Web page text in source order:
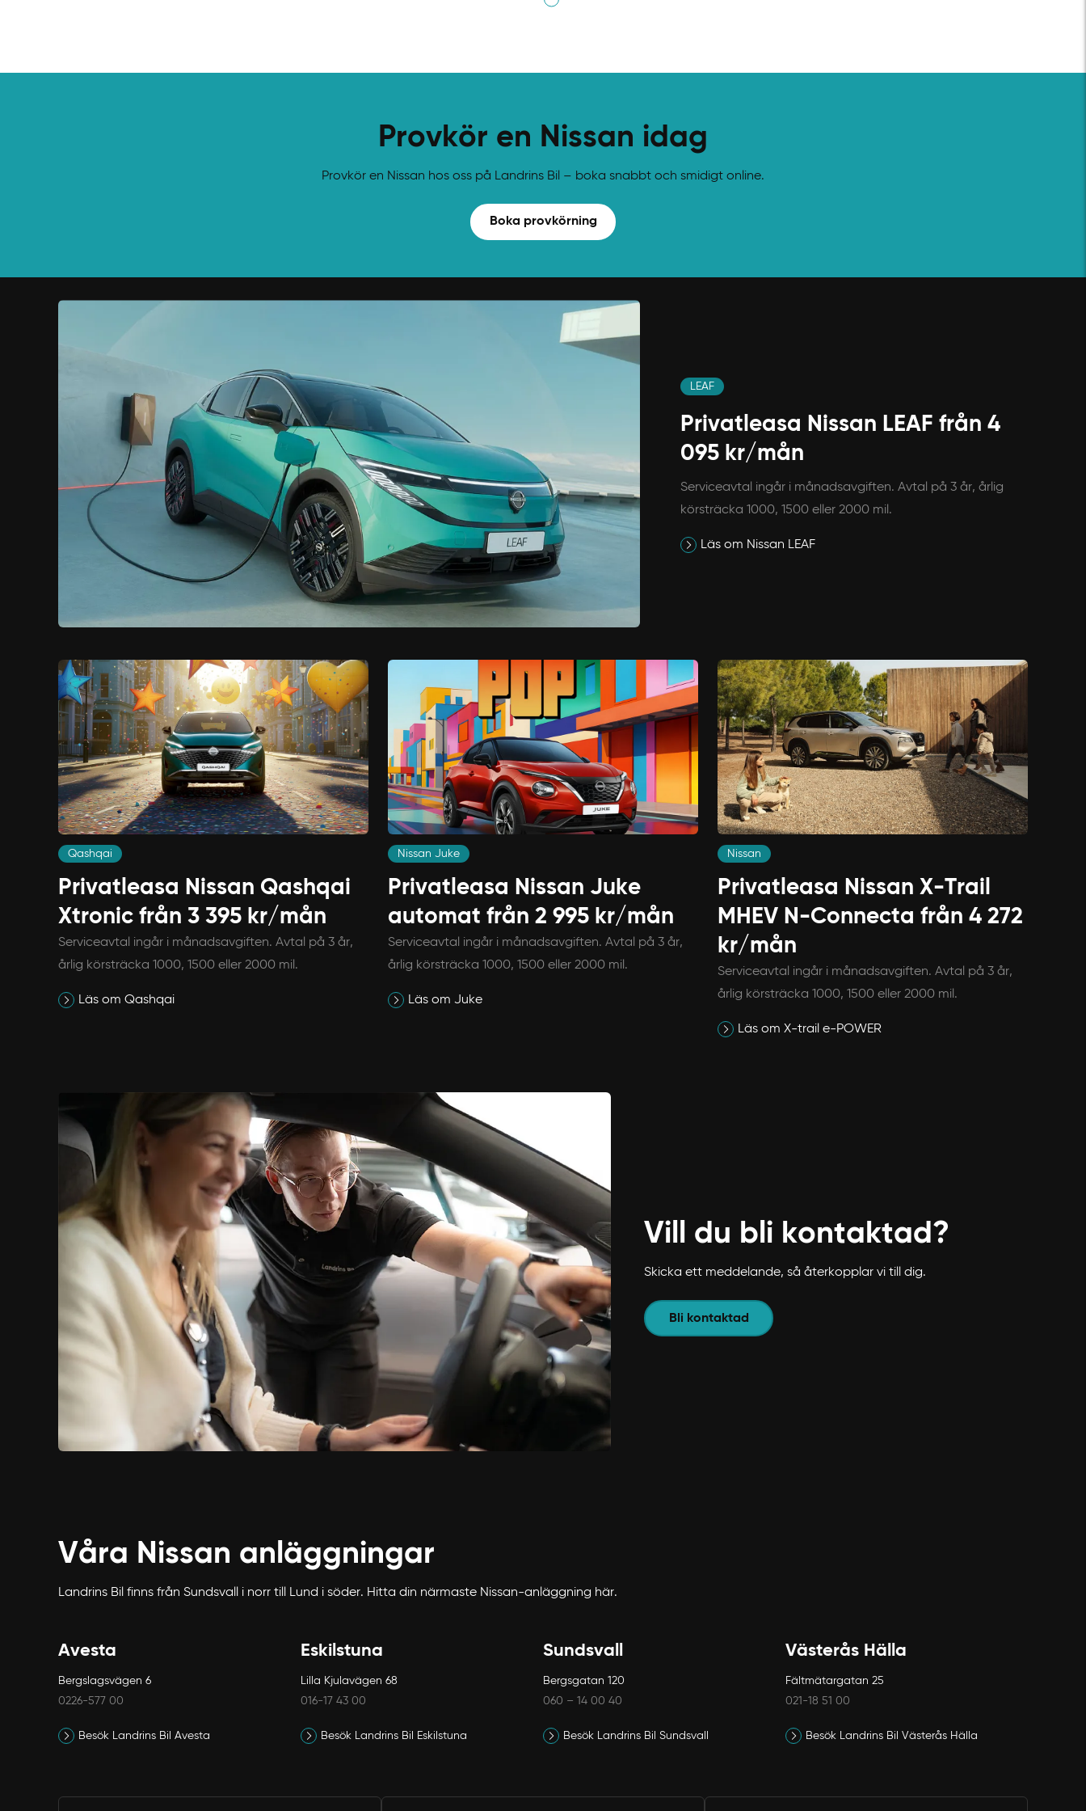
Avbryt
Provkör en Nissan idag
Provkör en Nissan hos oss på Landrins Bil – boka snabbt och smidigt online.
Boka provkörning
LEAF
Privatleasa Nissan LEAF från 4
095 kr/mån
Serviceavtal ingår i månadsavgiften. Avtal på 3 år, årlig
körsträcka 1000, 1500 eller 2000 mil.
Läs om Nissan LEAF
Qashqai
Privatleasa Nissan Qashqai
Xtronic från 3 395 kr/mån
Serviceavtal ingår i månadsavgiften. Avtal på 3 år,
årlig körsträcka 1000, 1500 eller 2000 mil.
Läs om Qashqai
Nissan Juke
Privatleasa Nissan Juke
automat från 2 995 kr/mån
Serviceavtal ingår i månadsavgiften. Avtal på 3 år,
årlig körsträcka 1000, 1500 eller 2000 mil.
Läs om Juke
Nissan
Privatleasa Nissan X-Trail
MHEV N-Connecta från 4 272
kr/mån
Serviceavtal ingår i månadsavgiften. Avtal på 3 år,
årlig körsträcka 1000, 1500 eller 2000 mil.
Läs om X-trail e-POWER
Vill du bli kontaktad?
Skicka ett meddelande, så återkopplar vi till dig.
Bli kontaktad
Våra Nissan anläggningar
Landrins Bil finns från Sundsvall i norr till Lund i söder. Hitta din närmaste Nissan-anläggning här.
Avesta
Bergslagsvägen 6
0226-577 00
Besök Landrins Bil Avesta
Eskilstuna
Lilla Kjulavägen 68
016-17 43 00
Besök Landrins Bil Eskilstuna
Sundsvall
Bergsgatan 120
060 – 14 00 40
Besök Landrins Bil Sundsvall
Västerås Hälla
Fältmätargatan 25
021-18 51 00
Besök Landrins Bil Västerås Hälla